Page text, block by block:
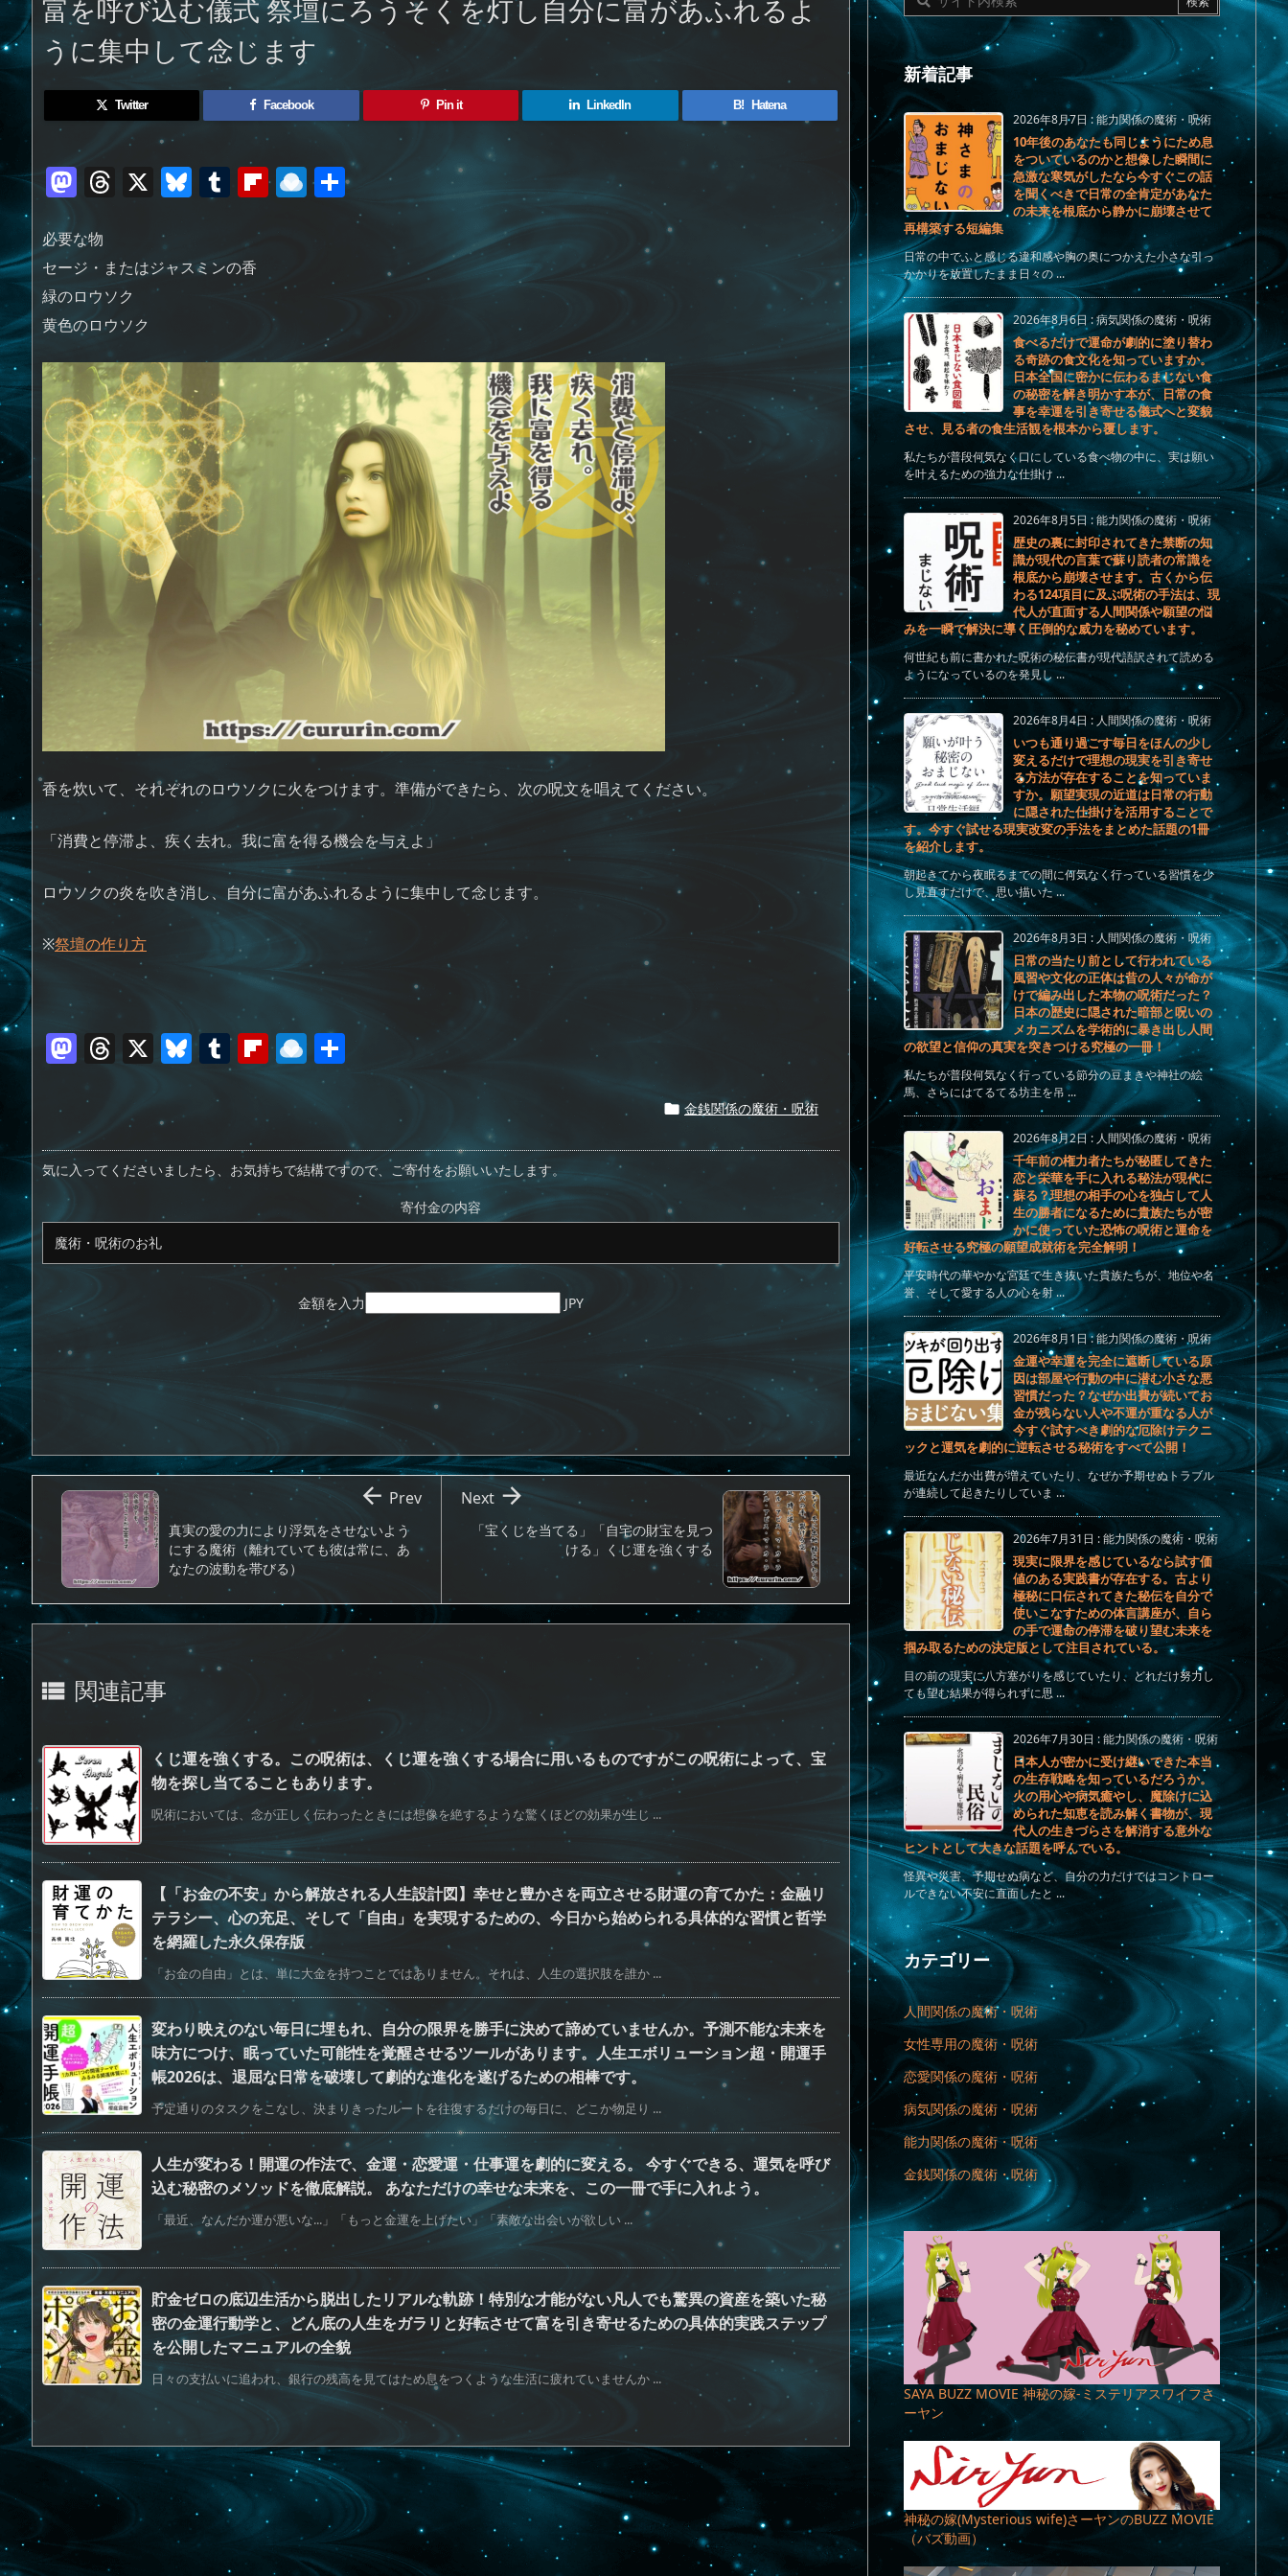
富を呼び込む儀式 祭壇にろうそくを灯し自分に富があふれるよ
うに集中して念じます
Twitter Facebook Pin it LinkedIn B! Hatena
M
st
o
d
o
n
T
a
d
s
X Bl
u
sk
T
m
bl
Fl
o
ar
d
R
p.
io
共
有
必要な物
セージ・またはジャスミンの香
緑のロウソク
黄色のロウソク
香を炊いて、それぞれのロウソクに火をつけます。準備ができたら、次の呪文を唱えてください。
「消費と停滞よ、疾く去れ。我に富を得る機会を与えよ」
ロウソクの炎を吹き消し、自分に富があふれるように集中して念じます。
※祭壇の作り方
M
st
o
d
n
T
re
a
d
X Bl
sk
y
T
u
m
bl
r
Fl
o
ar
R
ai
n
d
ro
io
有
 金銭関係の魔術・呪術
気に入ってくださいましたら、お気持ちで結構ですので、ご寄付をお願いいたします。
寄付金の内容
金額を入力 JPY
「宝くじを当てる」「自宅の財宝を見つ
ける」くじ運を強くする

Next
真実の愛の力により浮気をさせないよう
にする魔術（離れていても彼は常に、あ
なたの波動を帯びる）
 Prev
 関連記事
くじ運を強くする。この呪術は、くじ運を強くする場合に用いるものですがこの呪術によって、宝
物を探し当てることもあります。
呪術においては、念が正しく伝わったときには想像を絶するような驚くほどの効果が生じ ...
【「お金の不安」から解放される人生設計図】幸せと豊かさを両立させる財運の育てかた：金融リ
テラシー、心の充足、そして「自由」を実現するための、今日から始められる具体的な習慣と哲学
を網羅した永久保存版
「お金の自由」とは、単に大金を持つことではありません。それは、人生の選択肢を誰か ...
変わり映えのない毎日に埋もれ、自分の限界を勝手に決めて諦めていませんか。予測不能な未来を
味方につけ、眠っていた可能性を覚醒させるツールがあります。人生エボリューション超・開運手
帳2026は、退屈な日常を破壊して劇的な進化を遂げるための相棒です。
予定通りのタスクをこなし、決まりきったルートを往復するだけの毎日に、どこか物足り ...
人生が変わる！開運の作法で、金運・恋愛運・仕事運を劇的に変える。 今すぐできる、運気を呼び
込む秘密のメソッドを徹底解説。 あなただけの幸せな未来を、この一冊で手に入れよう。
「最近、なんだか運が悪いな...」「もっと金運を上げたい」「素敵な出会いが欲しい ...
貯金ゼロの底辺生活から脱出したリアルな軌跡！特別な才能がない凡人でも驚異の資産を築いた秘
密の金運行動学と、どん底の人生をガラリと好転させて富を引き寄せるための具体的実践ステップ
を公開したマニュアルの全貌
日々の支払いに追われ、銀行の残高を見てはため息をつくような生活に疲れていませんか ...
新着記事
2026年8月7日:能力関係の魔術・呪術
10年後のあなたも同じようにため息
をついているのかと想像した瞬間に
急激な寒気がしたなら今すぐこの話
を聞くべきで日常の全肯定があなた
の未来を根底から静かに崩壊させて
再構築する短編集
日常の中でふと感じる違和感や胸の奥につかえた小さな引っ
かかりを放置したまま日々の ...
2026年8月6日:病気関係の魔術・呪術
食べるだけで運命が劇的に塗り替わ
る奇跡の食文化を知っていますか。
日本全国に密かに伝わるまじない食
の秘密を解き明かす本が、日常の食
事を幸運を引き寄せる儀式へと変貌
させ、見る者の食生活観を根本から覆します。
私たちが普段何気なく口にしている食べ物の中に、実は願い
を叶えるための強力な仕掛け ...
2026年8月5日 :能力関係の魔術・呪術
歴史の裏に封印されてきた禁断の知
識が現代の言葉で蘇り読者の常識を
根底から崩壊させます。古くから伝
わる124項目に及ぶ呪術の手法は、現
代人が直面する人間関係や願望の悩
みを一瞬で解決に導く圧倒的な威力を秘めています。
何世紀も前に書かれた呪術の秘伝書が現代語訳されて読める
ようになっているのを発見し ...
2026年8月4日 : 人間関係の魔術・呪術
いつも通り過ごす毎日をほんの少し
変えるだけで理想の現実を引き寄せ
る方法が存在することを知っていま
すか。願望実現の近道は日常の行動
に隠された仕掛けを活用することで
す。今すぐ試せる現実改変の手法をまとめた話題の1冊
を紹介します。
朝起きてから夜眠るまでの間に何気なく行っている習慣を少
し見直すだけで、思い描いた ...
2026年8月3日 : 人間関係の魔術・呪術
日常の当たり前として行われている
風習や文化の正体は昔の人々が命が
けで編み出した本物の呪術だった？
日本の歴史に隠された暗部と呪いの
メカニズムを学術的に暴き出し人間
の欲望と信仰の真実を突きつける究極の一冊！
私たちが普段何気なく行っている節分の豆まきや神社の絵
馬、さらにはてるてる坊主を吊 ...
2026年8月2日: 人間関係の魔術・呪術
千年前の権力者たちが秘匿してきた
恋と栄華を手に入れる秘法が現代に
蘇る？理想の相手の心を独占して人
生の勝者になるために貴族たちが密
かに使っていた恐怖の呪術と運命を
好転させる究極の願望成就術を完全解明！
平安時代の華やかな宮廷で生き抜いた貴族たちが、地位や名
誉、そして愛する人の心を射 ...
2026年8月1日:能力関係の魔術・呪術
金運や幸運を完全に遮断している原
因は部屋や行動の中に潜む小さな悪
習慣だった？なぜか出費が続いてお
金が残らない人や不運が重なる人が
今すぐ試すべき劇的な厄除けテクニ
ックと運気を劇的に逆転させる秘術をすべて公開！
最近なんだか出費が増えていたり、なぜか予期せぬトラブル
が連続して起きたりしていま ...
2026年7月31日 :能力関係の魔術・呪術
現実に限界を感じているなら試す価
値のある実践書が存在する。古より
極秘に口伝されてきた秘伝を自分で
使いこなすための体言講座が、自ら
の手で運命の停滞を破り望む未来を
掴み取るための決定版として注目されている。
目の前の現実に八方塞がりを感じていたり、どれだけ努力し
ても望む結果が得られずに思 ...
2026年7月30日 :能力関係の魔術・呪術
日本人が密かに受け継いできた本当
の生存戦略を知っているだろうか。
火の用心や病気癒やし、魔除けに込
められた知恵を読み解く書物が、現
代人の生きづらさを解消する意外な
ヒントとして大きな話題を呼んでいる。
怪異や災害、予期せぬ病など、自分の力だけではコントロー
ルできない不安に直面したと ...
カテゴリー
人間関係の魔術・呪術
女性専用の魔術・呪術
恋愛関係の魔術・呪術
病気関係の魔術・呪術
能力関係の魔術・呪術
金銭関係の魔術・呪術
SAYA BUZZ MOVIE 神秘の嫁-ミステリアスワイフさ
ーヤン
神秘の嫁(Mysterious wife)さーヤンのBUZZ MOVIE
（バズ動画）